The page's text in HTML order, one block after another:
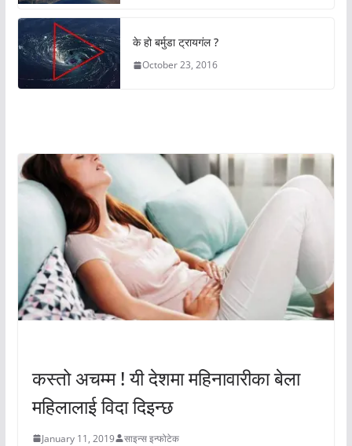
के हो बर्मुडा ट्रायगंल ?
October 23, 2016
कस्तो अचम्म ! यी देशमा महिनावारीका बेला
महिलालाई विदा दिइन्छ
January 11, 2019 साइन्स इन्फोटेक